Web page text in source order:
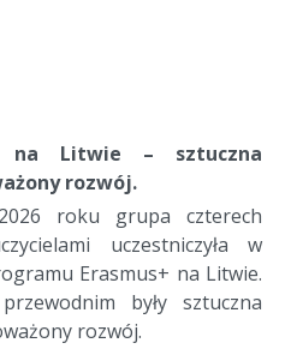
na Litwie – sztuczna
rozwój.
roku grupa czterech
uczestniczyła w
Erasmus+ na Litwie.
były sztuczna
rozwój.